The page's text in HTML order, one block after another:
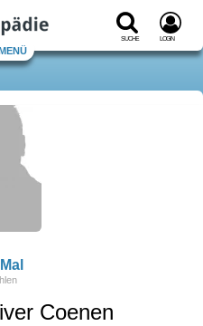
Suche Login
Coenen